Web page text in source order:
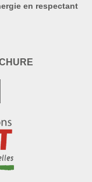
en respectant